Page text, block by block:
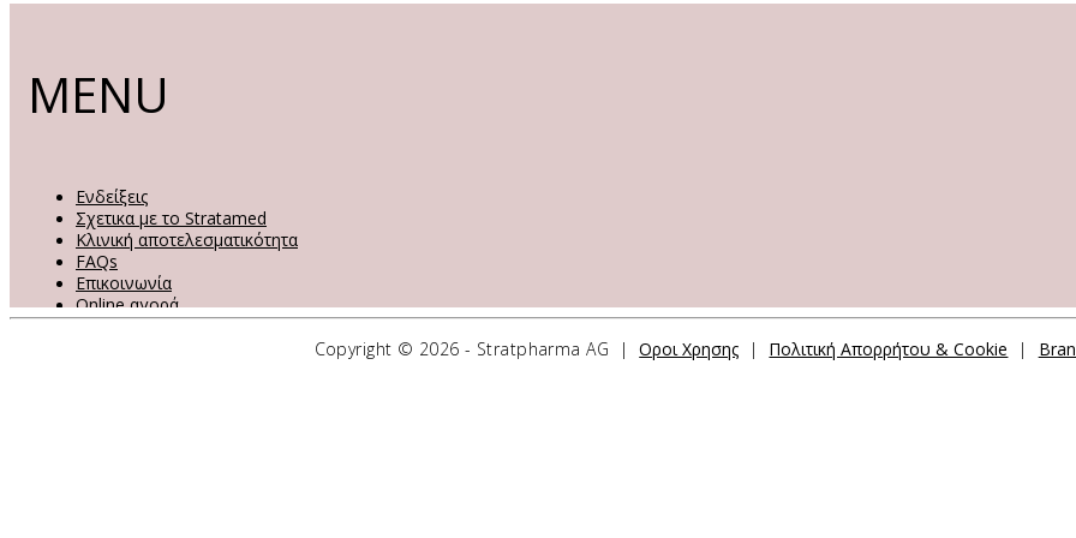
MENU
Ενδείξεις
Σχετικα με το Stratamed
Κλινική αποτελεσματικότητα
FAQs
Επικοινωνία
Online αγορά
Copyright © 2026 - Stratpharma AG |Οροι Χρησης | Πολιτική Απορρήτου & Cookie |